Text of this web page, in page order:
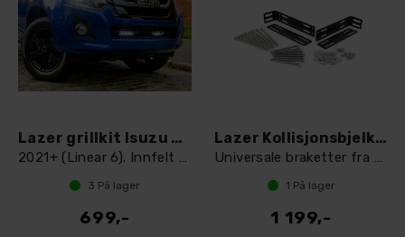
Lazer grillkit Isuzu D-Max
2021+ (Linear 6). Innfelt og skjult
3 På lager
699,-
Lazer Kollisjonsbjelke brakett
Universale braketter fra Lazer
1 På lager
1 199,-